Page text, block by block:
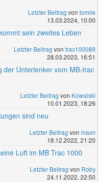
Letzter Beitrag von tomile
13.03.2024, 10:00
sein zweites Leben
Letzter Beitrag von trac100089
28.03.2023, 16:51
der Unterlenker vom MB-trac
Letzter Beitrag von Kowalski
10.01.2023, 18:26
sind neu
Letzter Beitrag von maxn
18.12.2022, 21:20
Luft im MB Trac 1000
Letzter Beitrag von Roby
24.11.2022, 22:50